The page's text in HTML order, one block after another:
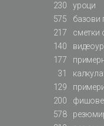
230
уроци
575
базови
217
сметки
140
177
31
129
200
578